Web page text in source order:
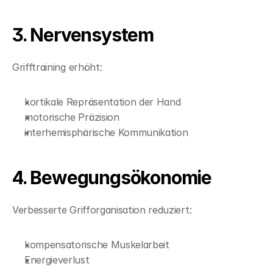
3. Nervensystem
Grifftraining erhöht:
kortikale Repräsentation der Hand
motorische Präzision
interhemisphärische Kommunikation
4. Bewegungsökonomie
Verbesserte Grifforganisation reduziert:
kompensatorische Muskelarbeit
Energieverlust